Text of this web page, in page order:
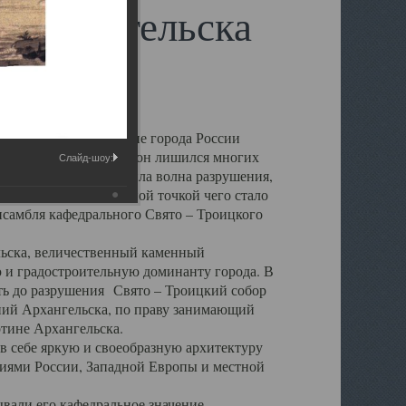
другие губернские города России
результате которых он лишился многих
Архангельску ударила волна разрушения,
–х годов. Отправной точкой чего стало
кафедрального Свято – Троицкого
величественный каменный
градостроительную доминанту города. В
до разрушения Свято – Троицкий собор
Архангельска, по праву занимающий
Архангельска.
яркую и своеобразную архитектуру
России, Западной Европы и местной
Слайд-шоу: